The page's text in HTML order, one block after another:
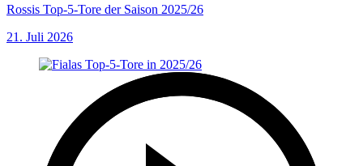
Rossis Top-5-Tore der Saison 2025/26
21. Juli 2026